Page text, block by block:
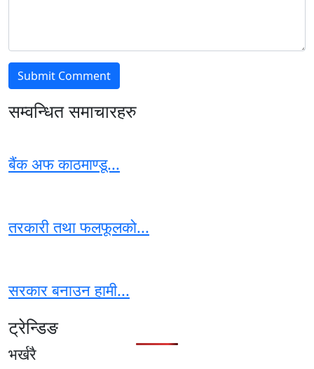
सम्वन्धित समाचारहरु
बैंक अफ काठमाण्डू...
तरकारी तथा फलफूलको...
सरकार बनाउन हामी...
ट्रेन्डिङ
भर्खरै